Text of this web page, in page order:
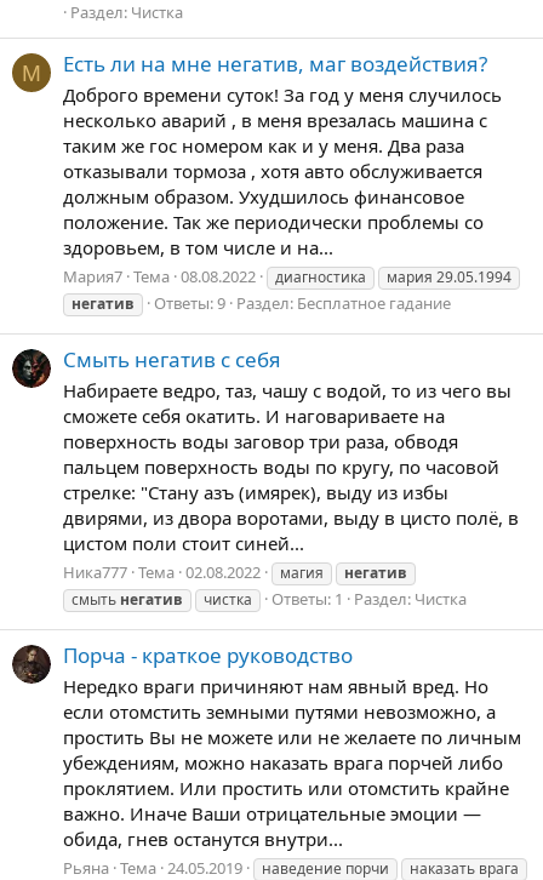
Раздел: Чистка
М Есть ли на мне негатив, маг воздействия?
Доброго времени суток! За год у меня случилось
несколько аварий , в меня врезалась машина с
таким же гос номером как и у меня. Два раза
отказывали тормоза , хотя авто обслуживается
должным образом. Ухудшилось финансовое
положение. Так же периодически проблемы со
здоровьем, в том числе и на...
Мария7 Тема 08.08.2022 диагностика
мария 29.05.1994
негатив
Ответы: 9 Раздел: Бесплатное гадание
Смыть негатив с себя
Набираете ведро, таз, чашу с водой, то из чего вы
сможете себя окатить. И наговариваете на
поверхность воды заговор три раза, обводя
пальцем поверхность воды по кругу, по часовой
стрелке: "Стану азъ (имярек), выду из избы
двирями, из двора воротами, выду в цисто полё, в
цистом поли стоит синей...
Ника777 Тема 02.08.2022 магия
негатив
смыть негатив чистка Ответы: 1 Раздел: Чистка
Порча - краткое руководство
Нередко враги причиняют нам явный вред. Но
если отомстить земными путями невозможно, а
простить Вы не можете или не желаете по личным
убеждениям, можно наказать врага порчей либо
проклятием. Или простить или отомстить крайне
важно. Иначе Ваши отрицательные эмоции —
обида, гнев останутся внутри...
Рьяна Тема 24.05.2019 наведение порчи
наказать врага